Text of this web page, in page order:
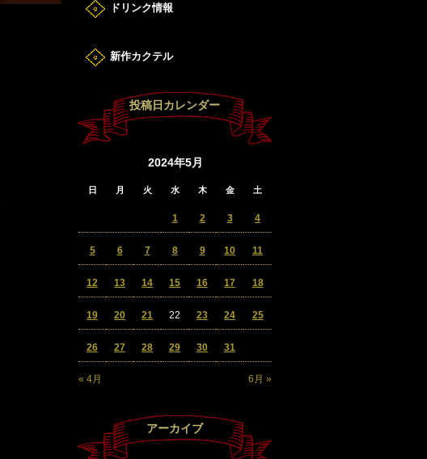
ドリンク情報
新作カクテル
投稿日カレンダー
2024年5月
日 月 火 水 木 金 土
« 4月 6月 »
1 2 3 4
5 6 7 8 9 10 11
12 13 14 15 16 17 18
19 20 21 22 23 24 25
26 27 28 29 30 31
アーカイブ